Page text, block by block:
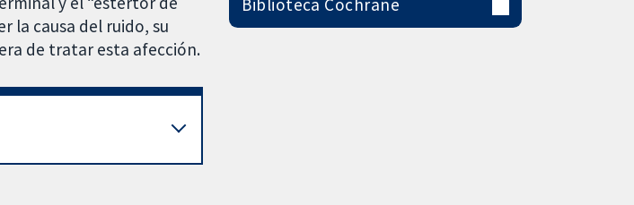
la causa del ruido, su
de tratar esta afección.